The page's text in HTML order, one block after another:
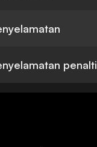
penalti